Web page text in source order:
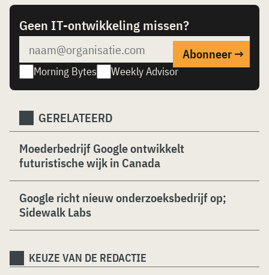
Geen IT-ontwikkeling missen?
Morning Bytes Weekly Advisor
GERELATEERD
Moederbedrijf Google ontwikkelt
futuristische wijk in Canada
Google richt nieuw onderzoeksbedrijf op;
Sidewalk Labs
KEUZE VAN DE REDACTIE